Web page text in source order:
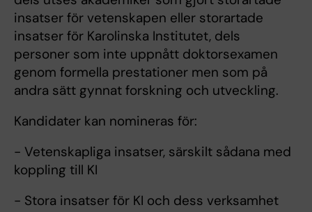
insatser för vetenskapen eller storartade
insatser för Karolinska Institutet, dels
personer som inte uppnått doktorsexamen
genom formella prestationer men som på
andra sätt gynnat forskning och utveckling.
Kandidater kan nomineras för:
- Vetenskapliga insatser, särskilt sådana med
koppling till KI
- Stora insatser för KI och dess verksamhet